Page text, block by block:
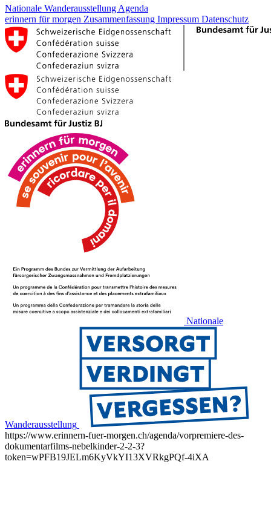
Nationale Wanderausstellung Agenda
erinnern für morgen Zusammenfassung Impressum Datenschutz
Nationale
Wanderausstellung
https://www.erinnern-fuer-morgen.ch/agenda/vorpremiere-des-
dokumentarfilms-nebelkinder-2-2-3?
token=wPFB19JELm6KyVkYI13XVRkgPQf-4iXA